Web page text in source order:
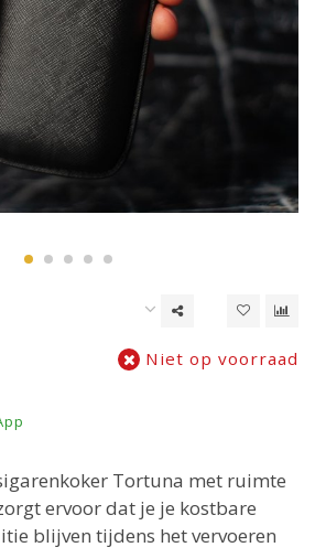
Niet op voorraad
Tortuna met ruimte
ervoor dat je je kostbare
blijven tijdens het vervoeren